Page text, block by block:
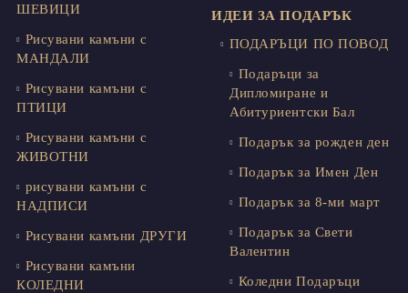
ШЕВИЦИ
Рисувани камъни с
МАНДАЛИ
Рисувани камъни с
ПТИЦИ
Рисувани камъни с
ЖИВОТНИ
рисувани камъни с
НАДПИСИ
Рисувани камъни ДРУГИ
Рисувани камъни
КОЛЕДНИ
ИДЕИ ЗА ПОДАРЪК
ПОДАРЪЦИ ПО ПОВОД
Подаръци за
Дипломиране и
Абитуриентски Бал
Подарък за рожден ден
Подарък за Имен Ден
Подарък за 8-ми март
Подарък за Свети
Валентин
Коледни Подаръци